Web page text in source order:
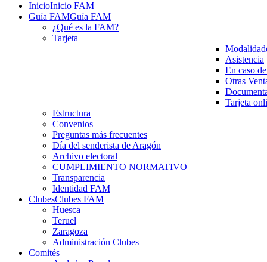
InicioInicio FAM
Guía FAMGuía FAM
¿Qué es la FAM?
Tarjeta
Asistencia
En caso
Otras
Tarjeta
Estructura
Convenios
Preguntas más frecuentes
Día del senderista de Aragón
Archivo electoral
CUMPLIMIENTO NORMATIVO
Transparencia
Identidad FAM
ClubesClubes FAM
Huesca
Teruel
Zaragoza
Administración Clubes
Comités